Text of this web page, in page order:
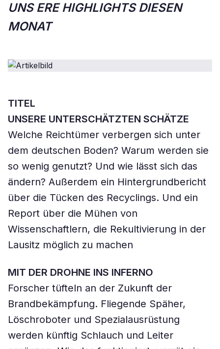
UNS ERE HIGHLIGHTS DIESEN
MONAT
TITEL
UNSERE UNTERSCHÄTZTEN SCHÄTZE
Welche Reichtümer verbergen sich unter
dem deutschen Boden? Warum werden sie
so wenig genutzt? Und wie lässt sich das
ändern? Außerdem ein Hintergrundbericht
über die Tücken des Recyclings. Und ein
Report über die Mühen von
Wissenschaftlern, die Rekultivierung in der
Lausitz möglich zu machen
MIT DER DROHNE INS INFERNO
Forscher tüfteln an der Zukunft der
Brandbekämpfung. Fliegende Späher,
Löschroboter und Spezialausrüstung
werden künftig Schlauch und Leiter